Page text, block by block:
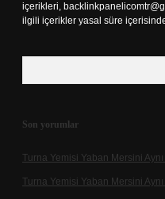
içerikleri,
ilgili içerikler yasal süre
Son yorumlar
Turna Yemisi Yaban Mersini Aynı
Turna Yemisi Yaban Mersini Aynı